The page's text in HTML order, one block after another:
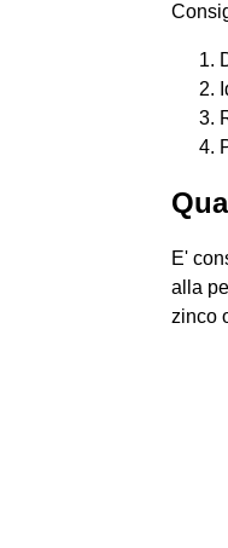
E'
alla
zinco